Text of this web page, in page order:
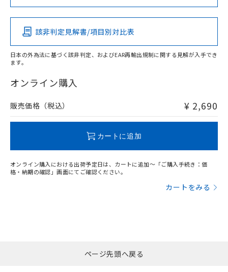
Pb Hg Cd Cr(VI)
O
在庫等で未対応品が混在する可能性があります。
問い合わせください。
該非判定見解書/項目別対比表
日本の外為法に基づく該非判定、およびEAR再輸出規制に関する見解が入手でき
ます。
オンライン購入
販売価格（税込） ¥ 2,690
カートに追加
オンライン購入における出荷予定日は、カートに追加～「ご購入手続き：価
格・納期の確認」画面にてご確認ください。
カートをみる
ページ先頭へ戻る